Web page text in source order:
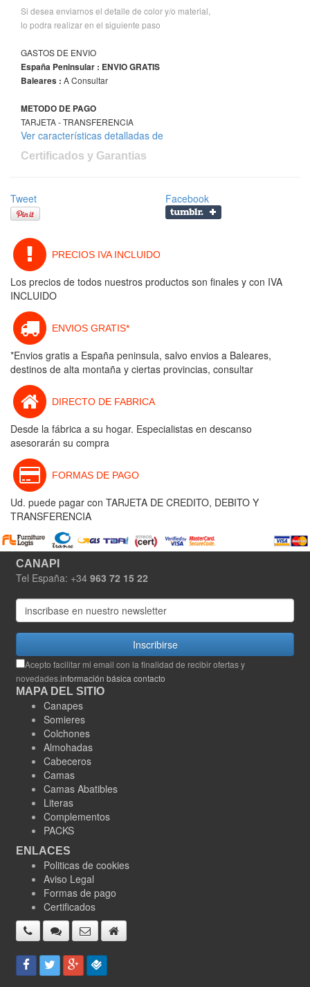
Si desea enviarnos el detalle de color y/o material,
lo podra realizar en el siguiente paso
GASTOS DE ENVIO
España Peninsular : ENVIO GRATIS
Baleares : A Consultar
METODO DE PAGO
TARJETA - TRANSFERENCIA
Ver características detalladas de
Certificados y Garantias
Tweet Facebook
PRECIOS IVA INCLUIDO
Los precios de todos nuestros productos son finales y con IVA
INCLUIDO
ENVIOS GRATIS*
*Envios gratis a España peninsula, salvo envios a Baleares,
destinos de alta montaña y ciertas provincias, consultar
DIRECTO DE FABRICA
Desde la fábrica a su hogar. Especialistas en descanso
asesorarán su compra
FORMAS DE PAGO
Ud. puede pagar con TARJETA DE CREDITO, DEBITO Y
TRANSFERENCIA
CANAPI
Tel España: +34 963 72 15 22
Inscribirse
Acepto facilitar mi email con la finalidad de recibir ofertas y
novedades.información básica contacto
MAPA DEL SITIO
Canapes
Somieres
Colchones
Almohadas
Cabeceros
Camas
Camas Abatibles
Literas
Complementos
PACKS
ENLACES
Politicas de cookies
Aviso Legal
Formas de pago
Certificados